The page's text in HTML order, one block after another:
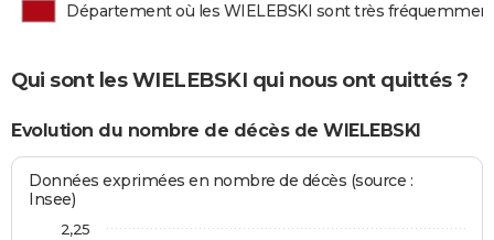
Département où les WIELEBSKI sont très
Qui sont les WIELEBSKI qui nous ont quittés ?
Evolution du nombre de décès de WIELEBSKI
Données exprimées en nombre de décès (source :
Insee)
2,25